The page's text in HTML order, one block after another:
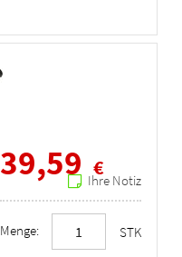
39,59 €
Ihre Notiz
Menge: STK